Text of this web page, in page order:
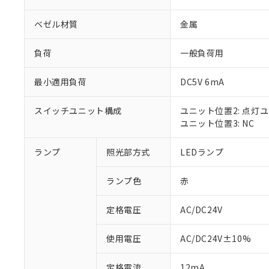
ベゼル材質 金属
負荷 一般負荷用
最小適用負荷 DC5V 6mA
スイッチユニット構成
ユニット位置2: 点灯
ユニット位置3: NC
ランプ 照光部方式 LEDランプ
ランプ色 赤
定格電圧 AC/DC24V
使用電圧 AC/DC24V±10%
ご利用条件
以下の条件をお
※1 対応状況
対応予定：EU
対応予定なし：
調査・確認中：
非該当品：ライセ
※1 中国